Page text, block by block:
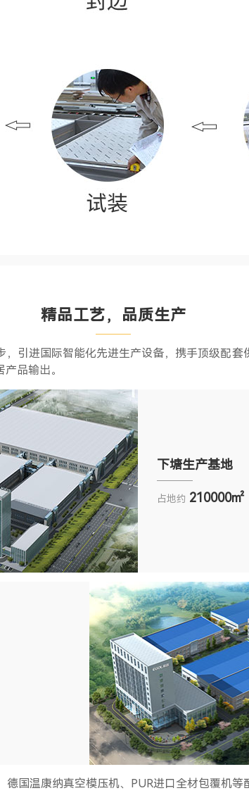
精品工艺，品质生产
，引进国际智能化先进生产设备，携手顶级配套
品输出。
下塘生产基地
占地约 210000㎡
德国温康纳真空模压机、PUR进口全材包覆机等